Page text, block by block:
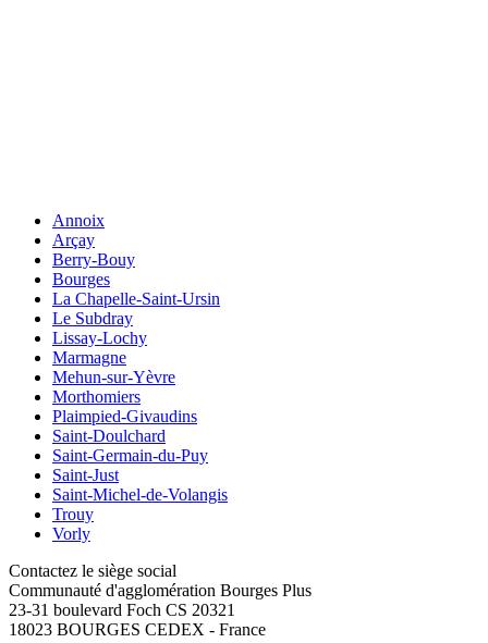
Annoix
Arçay
Berry-Bouy
Bourges
La Chapelle-Saint-Ursin
Le Subdray
Lissay-Lochy
Marmagne
Mehun-sur-Yèvre
Morthomiers
Plaimpied-Givaudins
Saint-Doulchard
Saint-Germain-du-Puy
Saint-Just
Saint-Michel-de-Volangis
Trouy
Vorly
Contactez le siège social
Communauté d'agglomération Bourges Plus
23-31 boulevard Foch CS 20321
18023 BOURGES CEDEX - France